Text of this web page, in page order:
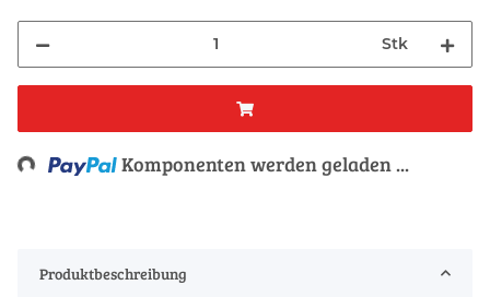
Stk
Loading... Komponenten werden geladen ...
Produktbeschreibung